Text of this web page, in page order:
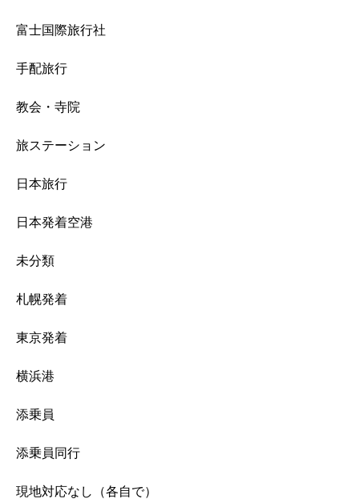
富士国際旅行社
手配旅行
教会・寺院
旅ステーション
日本旅行
日本発着空港
未分類
札幌発着
東京発着
横浜港
添乗員
添乗員同行
現地対応なし（各自で）